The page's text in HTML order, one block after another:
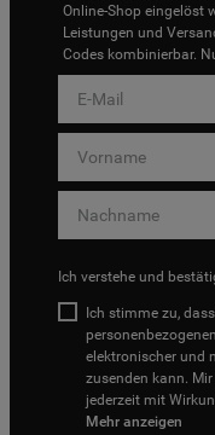
Online-Shop eingelöst
Leistungen und
Codes kombinierbar.
Ich verstehe und
Ich stimme zu,
elektronischer und
zusenden kann.
jederzeit mit
Mehr anzeigen